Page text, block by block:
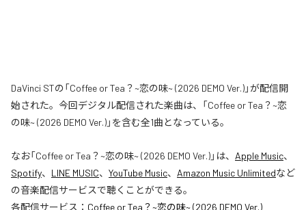
DaVinci STの「Coffee or Tea？~恋の味~ (2026 DEMO Ver.)」が配信開
始された。今回デジタル配信された楽曲は、「Coffee or Tea？~恋
の味~ (2026 DEMO Ver.)」を含む全1曲となっている。
なお「Coffee or Tea？~恋の味~ (2026 DEMO Ver.)」は、 Apple Music、
Spotify、 LINE MUSIC、 YouTube Music、 Amazon Music Unlimitedなど
の音楽配信サービスで聴くことができる。
各配信サービス： Coffee or Tea？~恋の味~ (2026 DEMO Ver.)